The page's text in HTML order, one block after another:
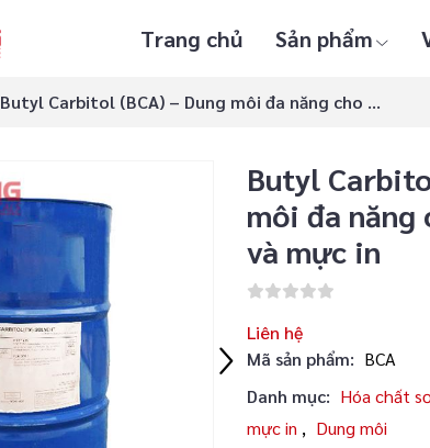
Trang chủ Sản phẩm
Butyl Carbitol (BCA) – Dung môi đa năng cho ...
Butyl
môi đa năng
và mực in
Liên hệ
Mã sản phẩm: BCA
Danh mục: Hóa chất
mực in , Dung môi